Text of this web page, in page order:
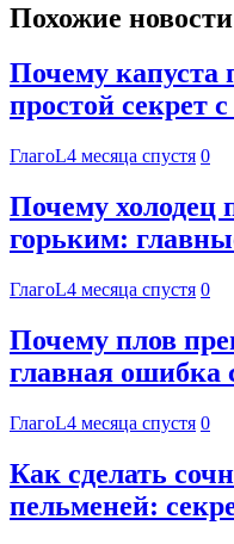
Похожие новости
Почему капуста
простой секрет
ГлагоL4 месяца спустя 0
Почему холодец
горьким:
ГлагоL4 месяца спустя 0
Почему плов
главная ошибка
ГлагоL4 месяца спустя 0
Как сделать
пельменей: